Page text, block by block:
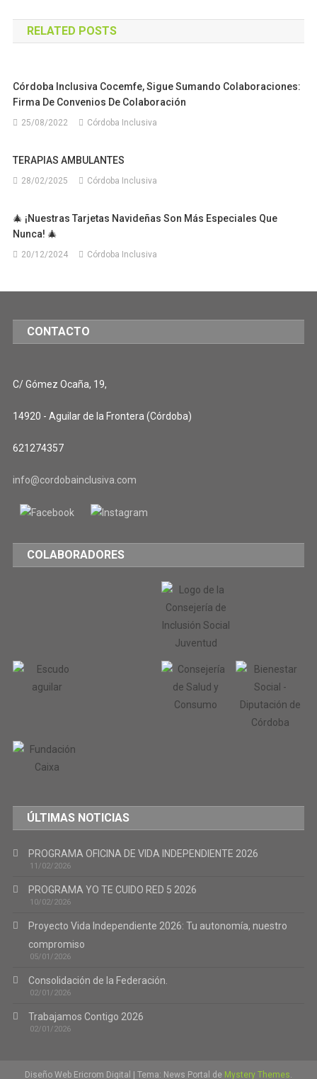
de
entradas
RELATED POSTS
Córdoba Inclusiva Cocemfe, Sigue Sumando Colaboraciones:
Firma De Convenios De Colaboración
25/08/2022 Córdoba Inclusiva
TERAPIAS AMBULANTES
28/02/2025 Córdoba Inclusiva
🎄 ¡Nuestras Tarjetas Navideñas Son Más Especiales Que
Nunca! 🎄
20/12/2024 Córdoba Inclusiva
CONTACTO
C/ Gómez Ocaña, 19,
14920 - Aguilar de la Frontera (Córdoba)
621274357
info@cordobainclusiva.com
COLABORADORES
ÚLTIMAS NOTICIAS
PROGRAMA OFICINA DE VIDA INDEPENDIENTE 2026
11/02/2026
PROGRAMA YO TE CUIDO RED 5 2026
10/02/2026
Proyecto Vida Independiente 2026: Tu autonomía, nuestro
compromiso
05/01/2026
Consolidación de la Federación.
02/01/2026
Trabajamos Contigo 2026
02/01/2026
Diseño Web Ericrom Digital Tema: News Portal de Mystery Themes.